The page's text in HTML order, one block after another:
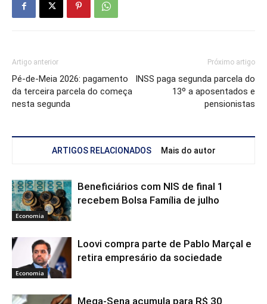
Artigo anterior
Pé-de-Meia 2026: pagamento
da terceira parcela do começa
nesta segunda
Próximo artigo
INSS paga segunda parcela do
13º a aposentados e
pensionistas
ARTIGOS RELACIONADOS Mais do autor
Economia
Beneficiários com NIS de final 1
recebem Bolsa Família de julho
Economia
Loovi compra parte de Pablo Marçal e
retira empresário da sociedade
Mega-Sena acumula para R$ 30